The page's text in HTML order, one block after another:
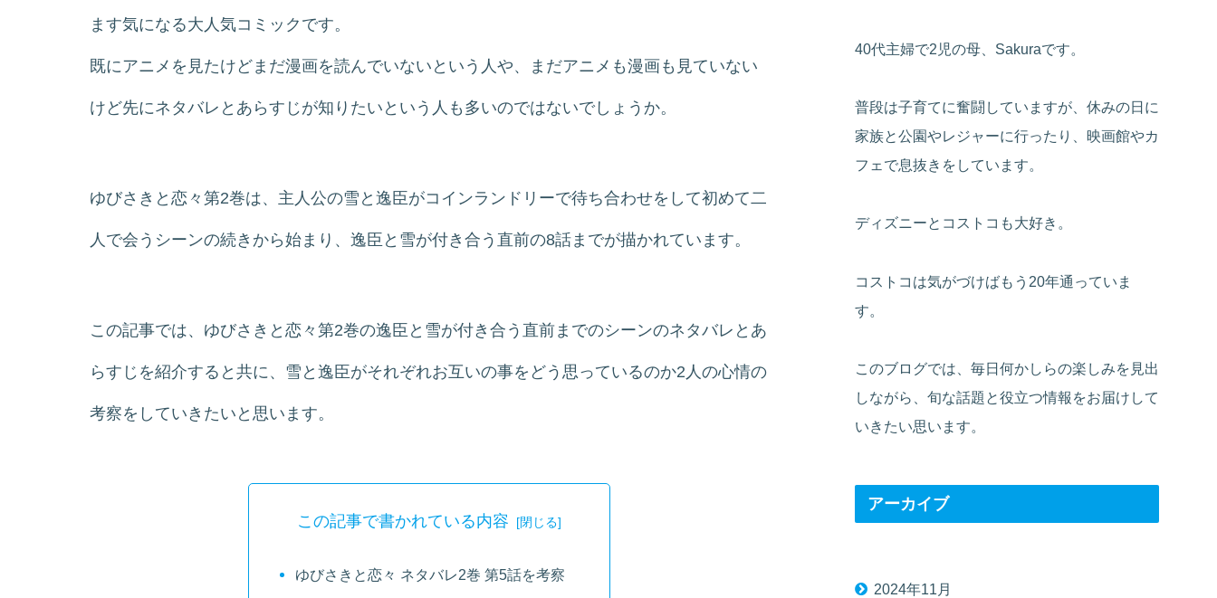
ます気になる大人気コミックです。
既にアニメを見たけどまだ漫画を読んでいないという人や、まだアニメも漫画も見ていない
けど先にネタバレとあらすじが知りたいという人も多いのではないでしょうか。
ゆびさきと恋々第2巻は、主人公の雪と逸臣がコインランドリーで待ち合わせをして初めて二
人で会うシーンの続きから始まり、逸臣と雪が付き合う直前の8話までが描かれています。
この記事では、ゆびさきと恋々第2巻の逸臣と雪が付き合う直前までのシーンのネタバレとあ
らすじを紹介すると共に、雪と逸臣がそれぞれお互いの事をどう思っているのか2人の心情の
考察をしていきたいと思います。
この記事で書かれている内容
ゆびさきと恋々 ネタバレ2巻 第5話を考察
40代主婦で2児の母、Sakuraです。
普段は子育てに奮闘していますが、休みの日に
家族と公園やレジャーに行ったり、映画館やカ
フェで息抜きをしています。
ディズニーとコストコも大好き。
コストコは気がづけばもう20年通っていま
す。
このブログでは、毎日何かしらの楽しみを見出
しながら、旬な話題と役立つ情報をお届けして
いきたい思います。
アーカイブ
2024年11月